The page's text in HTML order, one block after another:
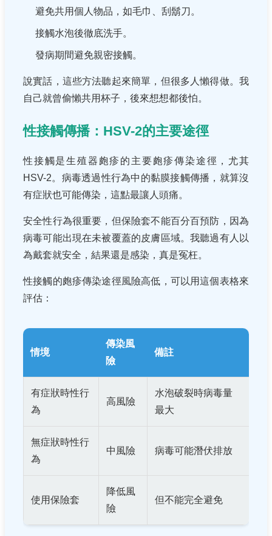
避免共用個人物品，如毛巾、刮鬍刀。
接觸水泡後徹底洗手。
發病期間避免親密接觸。
說實話，這些方法聽起來簡單，但很多人懶得做。我
自己就曾偷懶共用杯子，後來想想都後怕。
性接觸傳播：HSV-2的主要途徑
性接觸是生殖器皰疹的主要皰疹傳染途徑，尤其
HSV-2。病毒透過性行為中的黏膜接觸傳播，就算沒
有症狀也可能傳染，這點最讓人頭痛。
安全性行為很重要，但保險套不能百分百預防，因為
病毒可能出現在未被覆蓋的皮膚區域。我聽過有人以
為戴套就安全，結果還是感染，真是冤枉。
性接觸的皰疹傳染途徑風險高低，可以用這個表格來
評估：
情境
傳染風
險
備註
有症狀時性行
為
高風險
水泡破裂時病毒量
最大
無症狀時性行
為
中風險 病毒可能潛伏排放
使用保險套
降低風
險
但不能完全避免